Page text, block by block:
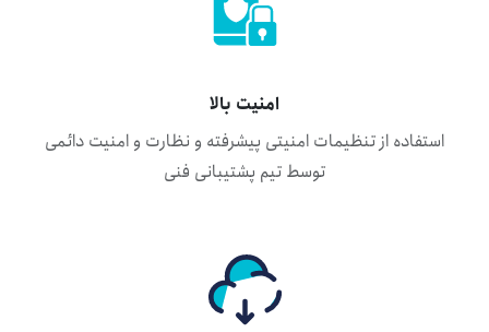
امنیت بالا
استفاده از تنظیمات امنیتی پیشرفته و نظارت و امنیت دائمی
توسط تیم پشتیبانی فنی